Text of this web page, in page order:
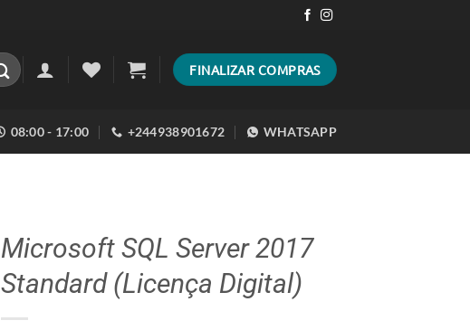
FINALIZAR COMPRAS
08:00 - 17:00 +244938901672 WHATSAPP
Microsoft SQL Server 2017
Standard (Licença Digital)